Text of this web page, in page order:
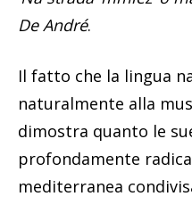
De André.
Il fatto che la lingua
naturalmente alla
dimostra quanto le
profondamente
mediterranea